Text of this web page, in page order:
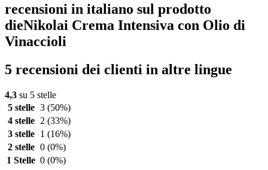
recensioni in italiano sul prodotto
dieNikolai Crema Intensiva con Olio di
Vinaccioli
5 recensioni dei clienti in altre lingue
4,3 su 5 stelle
5 stelle 3 (50%)
4 stelle
2 (33%)
3 stelle
1 (16%)
2 stelle 0 (0%)
1 Stelle 0 (0%)